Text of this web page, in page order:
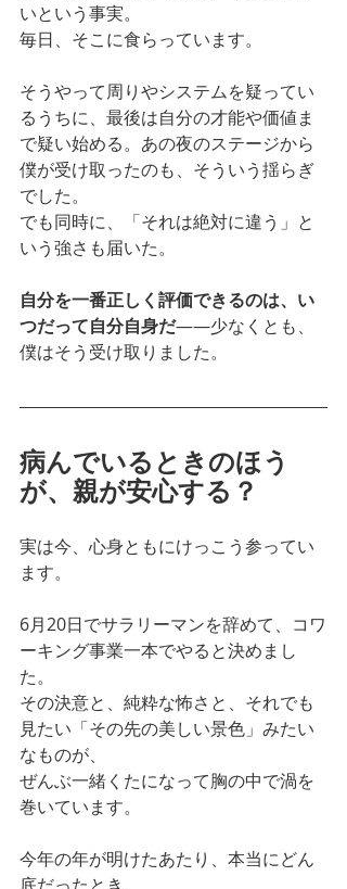
いという事実。
毎日、そこに食らっています。
そうやって周りやシステムを疑ってい
るうちに、最後は自分の才能や価値ま
で疑い始める。あの夜のステージから
僕が受け取ったのも、そういう揺らぎ
でした。
でも同時に、「それは絶対に違う」と
いう強さも届いた。
自分を一番正しく評価できるのは、い
つだって自分自身だ——少なくとも、
僕はそう受け取りました。
病んでいるときのほう
が、親が安心する？
実は今、心身ともにけっこう参ってい
ます。
6月20日でサラリーマンを辞めて、コワ
ーキング事業一本でやると決めまし
た。
その決意と、純粋な怖さと、それでも
見たい「その先の美しい景色」みたい
なものが、
ぜんぶ一緒くたになって胸の中で渦を
巻いています。
今年の年が明けたあたり、本当にどん